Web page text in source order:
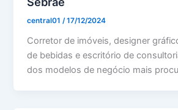
central01/17/12/2024
Corretor de imóveis, designer
de bebidas e escritório de
dos modelos de negócio mais